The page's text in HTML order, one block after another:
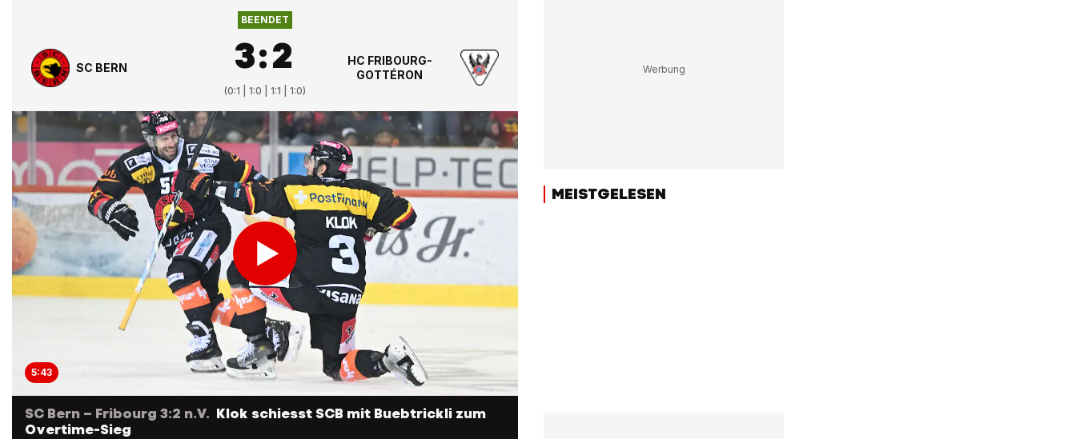
SC BERN
BEENDET
3:2
(0:1 | 1:0 | 1:1 | 1:0)
HC FRIBOURG-
GOTTÉRON
5:43
SC Bern – Fribourg 3:2 n.V. Klok schiesst SCB mit Buebtrickli zum
Overtime-Sieg
MEISTGELESEN